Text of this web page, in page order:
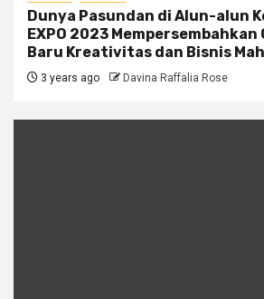
Dunya Pasundan di Alun-alun
EXPO 2023 Mempersembahkan
Baru Kreativitas dan Bisnis
3 years ago Davina Raffalia Rose